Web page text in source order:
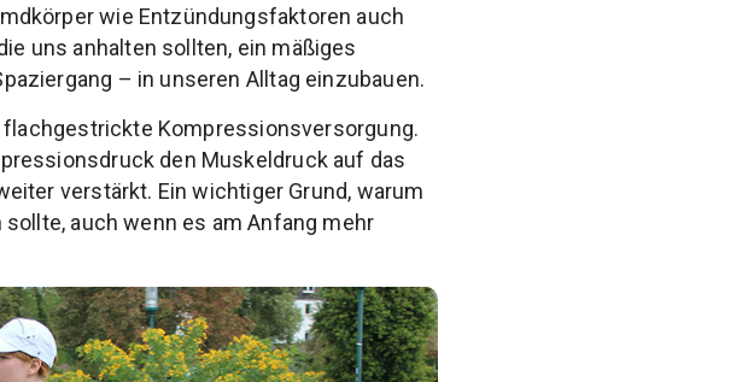
wie Entzündungsfaktoren auch
uns anhalten sollten, ein mäßiges
– in unseren Alltag einzubauen.
Kompressionsversorgung.
den Muskeldruck auf das
verstärkt. Ein wichtiger Grund, warum
auch wenn es am Anfang mehr